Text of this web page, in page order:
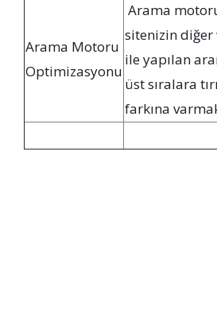
Arama Motoru
Optimizasyonu
Arama
sitenizin diğer
ile yapılan
üst sıralara
farkına